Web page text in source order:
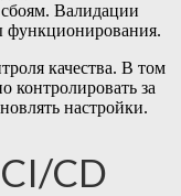
Валидации
функционирования.
качества. В том
контролировать за
настройки.
CD